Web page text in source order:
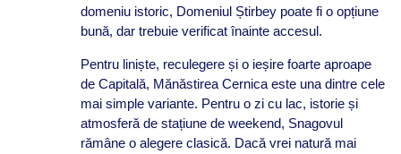
domeniu istoric, Domeniul Știrbey poate fi o opțiune
bună, dar trebuie verificat înainte accesul.
Pentru liniște, reculegere și o ieșire foarte aproape
de Capitală, Mănăstirea Cernica este una dintre cele
mai simple variante. Pentru o zi cu lac, istorie și
atmosferă de stațiune de weekend, Snagovul
rămâne o alegere clasică. Dacă vrei natură mai